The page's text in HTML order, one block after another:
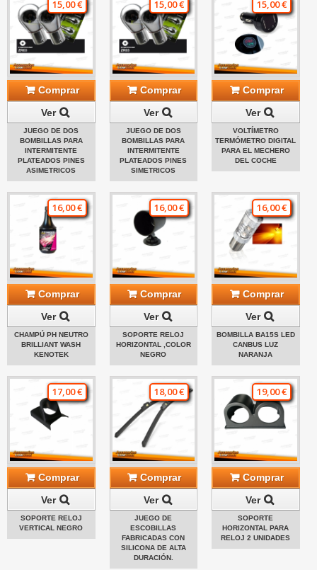
15,00 €
Comprar
Ver
JUEGO DE DOS
BOMBILLAS PARA
INTERMITENTE
PLATEADOS PINES
ASIMETRICOS
15,00 €
Comprar
Ver
JUEGO DE DOS
BOMBILLAS PARA
INTERMITENTE
PLATEADOS PINES
SIMETRICOS
15,00 €
Comprar
Ver
VOLTÍMETRO
TERMÓMETRO DIGITAL
PARA EL MECHERO
DEL COCHE
16,00 €
Comprar
Ver
CHAMPÚ PH NEUTRO
BRILLIANT WASH
KENOTEK
16,00 €
Comprar
Ver
SOPORTE RELOJ
HORIZONTAL ,COLOR
NEGRO
16,00 €
Comprar
Ver
BOMBILLA BA15S LED
CANBUS LUZ
NARANJA
17,00 €
Comprar
Ver
SOPORTE RELOJ
VERTICAL NEGRO
18,00 €
Comprar
Ver
JUEGO DE
ESCOBILLAS
FABRICADAS CON
SILICONA DE ALTA
DURACIÓN.
19,00 €
Comprar
Ver
SOPORTE
HORIZONTAL PARA
RELOJ 2 UNIDADES